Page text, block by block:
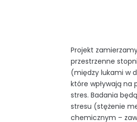
Projekt
przestrzenne
(między lukami w
które wpływają
stres. Badania
stresu (stężenie
chemicznym –